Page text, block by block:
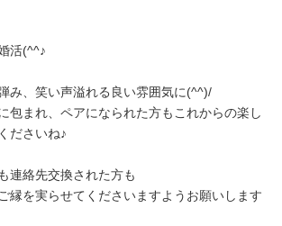
活(^^♪
み、笑い声溢れる良い雰囲気に(^^)/
包まれ、ペアになられた方もこれからの楽し
ださいね♪
連絡先交換された方も
縁を実らせてくださいますようお願いします